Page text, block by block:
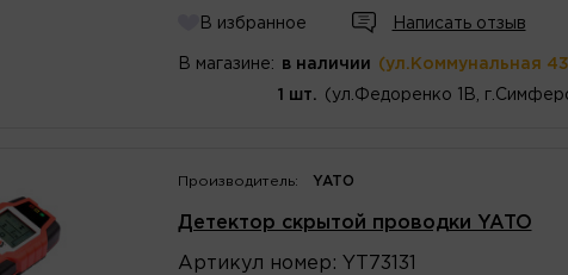
В избранное Написать отзыв
В магазине: в наличии (ул.Коммунальная
1 шт. (ул.Федоренко 1В,
Производитель: YATO
Детектор скрытой проводки YATO
Артикул номер : YT73131